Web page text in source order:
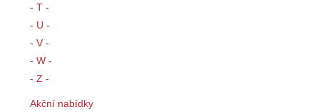
- T -
- U -
- V -
- W -
- Z -
Akční nabídky